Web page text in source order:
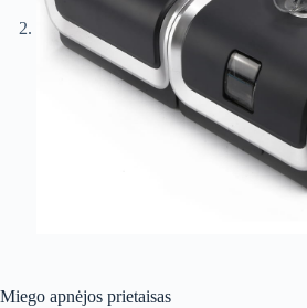
Miego apnėjos prietaisas